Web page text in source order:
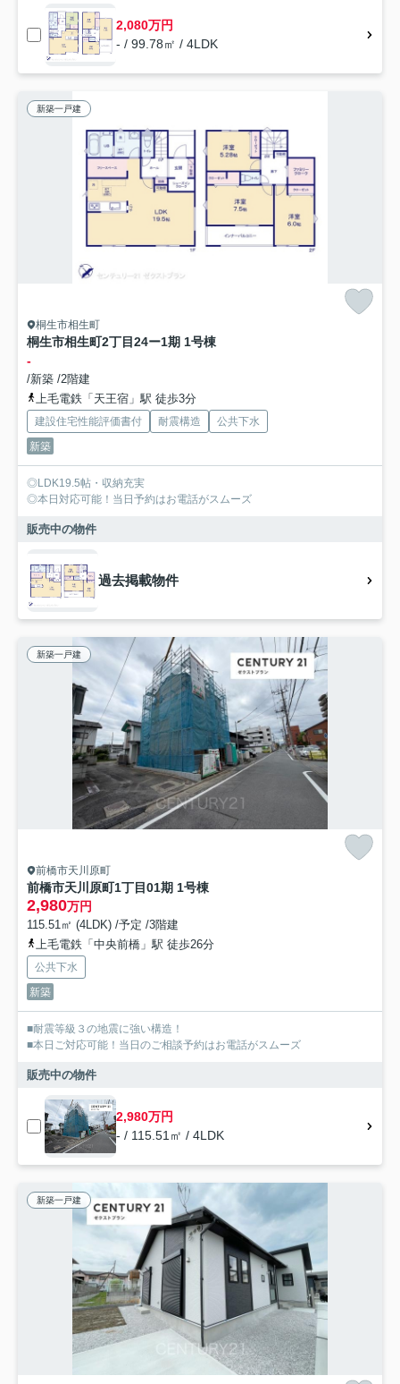
2,080万円
- / 99.78㎡ / 4LDK
新築一戸建
桐生市相生町
桐生市相生町2丁目24ー1期 1号棟
-
/新築 /2階建
上毛電鉄「天王宿」駅 徒歩3分
建設住宅性能評価書付 耐震構造
公共下水
新築
◎LDK19.5帖・収納充実
◎本日対応可能！当日予約はお電話がスムーズ
販売中の物件
過去掲載物件
新築一戸建
前橋市天川原町
前橋市天川原町1丁目01期 1号棟
2,980万円
115.51㎡ (4LDK) /予定 /3階建
上毛電鉄「中央前橋」駅 徒歩26分
公共下水
新築
■耐震等級３の地震に強い構造！
■本日ご対応可能！当日のご相談予約はお電話がスムーズ
販売中の物件
2,980万円
- / 115.51㎡ / 4LDK
新築一戸建